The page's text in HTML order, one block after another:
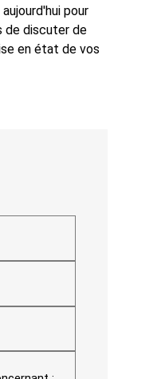
pour
de discuter de
en état de vos